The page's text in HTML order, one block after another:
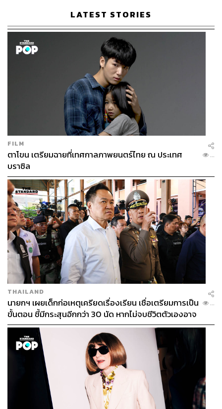
LATEST STORIES
FILM
ตาโขน เตรียมฉายที่เทศกาลภาพยนตร์ไทย ณ ประเทศ
บราซิล
...
THAILAND
นายกฯ เผยเด็กก่อเหตุเครียดเรื่องเรียน เชื่อเตรียมการเป็น
ขั้นตอน ชี้มีกระสุนอีกกว่า 30 นัด หากไม่จบชีวิตตัวเองอาจ
สูญเสียเพิ่ม
...